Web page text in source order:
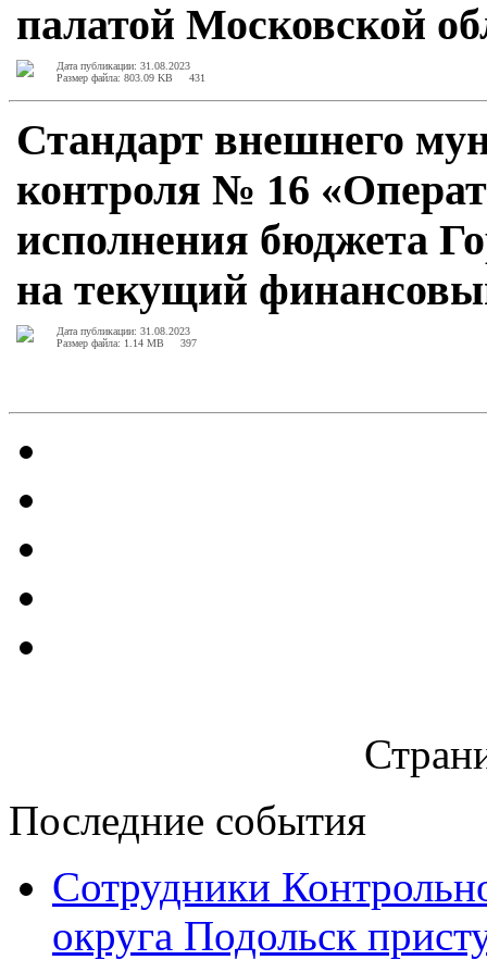
палатой Московской
Дата публикации: 31.08.2023
Размер файла: 803.09 KB
431
Стандарт внешнего
контроля № 16
исполнения бюджета
на текущий
Дата публикации: 31.08.2023
Размер файла: 1.14 MB
397
Последние события
Сотрудники
округа Подольск